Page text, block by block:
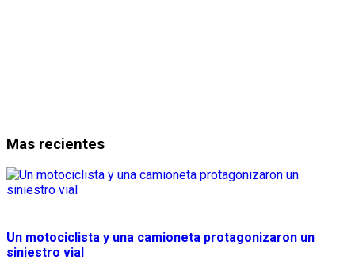
Mas recientes
Un motociclista y una camioneta protagonizaron un
siniestro vial